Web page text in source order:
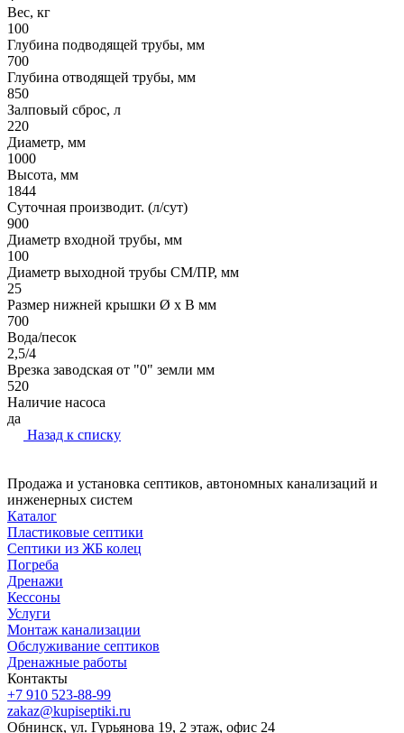
Вес, кг
100
Глубина подводящей трубы, мм
700
Глубина отводящей трубы, мм
850
Залповый сброс, л
220
Диаметр, мм
1000
Высота, мм
1844
Суточная производит. (л/сут)
900
Диаметр входной трубы, мм
100
Диаметр выходной трубы СМ/ПР, мм
25
Размер нижней крышки Ø х В мм
700
Вода/песок
2,5/4
Врезка заводская от "0" земли мм
520
Наличие насоса
да
Назад к списку
Продажа и установка септиков, автономных канализаций и
инженерных систем
Каталог
Пластиковые септики
Септики из ЖБ колец
Погреба
Дренажи
Кессоны
Услуги
Монтаж канализации
Обслуживание септиков
Дренажные работы
Контакты
+7 910 523-88-99
zakaz@kupiseptiki.ru
Обнинск, ул. Гурьянова 19, 2 этаж, офис 24